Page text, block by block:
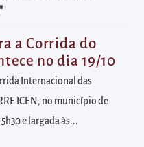
a Corrida do
no dia 19/10
Internacional das
ICEN, no município de
e largada às...